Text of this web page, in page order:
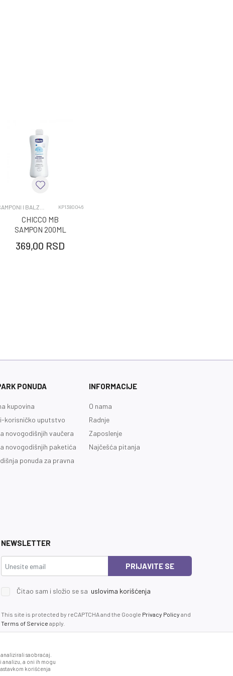
KP1380046
CHICCO MB
SAMPON 200ML
369,00 RSD
PONUDA
kupovina
korisničko uputstvo
novogodišnjih vaučera
novogodišnjih paketića
ponuda za pravna
INFORMACIJE
O nama
Radnje
Zaposlenje
Najčešća pitanja
NEWSLETTER
PRIJAVITE SE
Čitao sam i složio se sa uslovima korišćenja
This site is protected by reCAPTCHA and the Google Privacy Policy and
Terms of Service apply.
saobraćaj.
a oni ih mogu
korišćenja